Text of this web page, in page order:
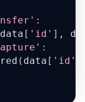
:
data [ 'id' ] ,
:
( data [ 'id'